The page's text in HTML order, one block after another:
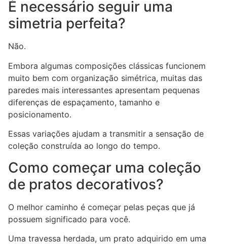
É necessário seguir uma
simetria perfeita?
Não.
Embora algumas composições clássicas funcionem
muito bem com organização simétrica, muitas das
paredes mais interessantes apresentam pequenas
diferenças de espaçamento, tamanho e
posicionamento.
Essas variações ajudam a transmitir a sensação de
coleção construída ao longo do tempo.
Como começar uma coleção
de pratos decorativos?
O melhor caminho é começar pelas peças que já
possuem significado para você.
Uma travessa herdada, um prato adquirido em uma